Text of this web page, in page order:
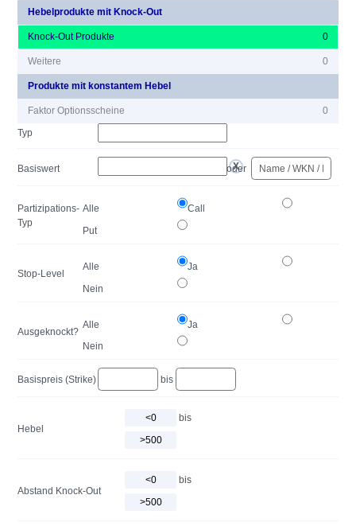
Hebelprodukte mit Knock-Out
Knock-Out Produkte 0
Weitere 0
Produkte mit konstantem Hebel
Faktor Optionsscheine
0
Typ
Basiswert oder
Partizipations-
Typ
Alle
Call
Put
Stop-Level
Alle
Ja
Nein
Ausgeknockt?
Alle
Ja
Nein
Basispreis (Strike) bis
Hebel
bis
Abstand Knock-Out
bis